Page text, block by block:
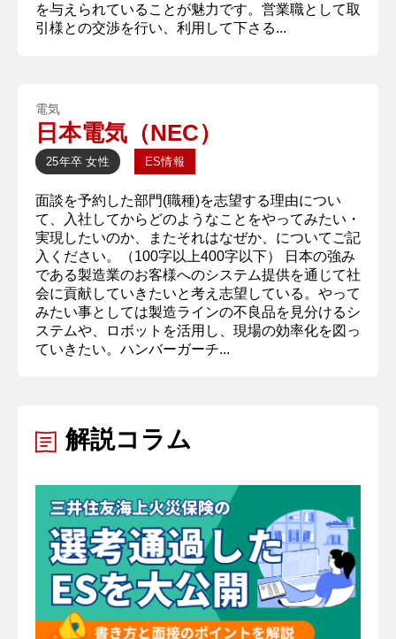
を与えられていることが魅力です。営業職として取
引様との交渉を行い、利用して下さる...
電気
日本電気（NEC）
25年卒 女性 ES情報
面談を予約した部門(職種)を志望する理由につい
て、入社してからどのようなことをやってみたい・
実現したいのか、またそれはなぜか、についてご記
入ください。（100字以上400字以下） 日本の強み
である製造業のお客様へのシステム提供を通じて社
会に貢献していきたいと考え志望している。やって
みたい事としては製造ラインの不良品を見分けるシ
ステムや、ロボットを活用し、現場の効率化を図っ
ていきたい。ハンバーガーチ...
解説コラム